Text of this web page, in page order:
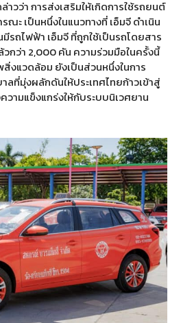
าวว่า การส่งเสริมให้เกิดการใช้รถยนต์
ะ เป็นหนึ่งในแนวทางที่ เอ็มจี ดำเนิน
รถไฟฟ้า เอ็มจี ที่ถูกใช้เป็นรถโดยสาร
กว่า 2,000 คัน ความร่วมมือในครั้งนี้
งแวดล้อม ยังเป็นส่วนหนึ่งในการ
ที่มุ่งผลักดันให้ประเทศไทยก้าวเข้าสู่
ามแข็งแกร่งให้กับระบบนิเวศยาน